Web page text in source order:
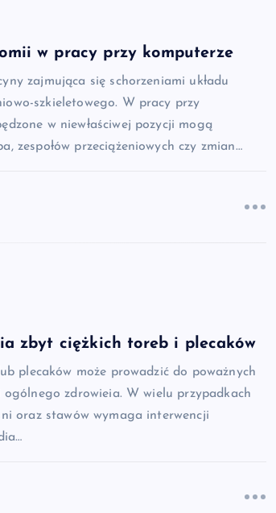
w pracy przy komputerze
zajmująca się schorzeniami układu
szkieletowego. W pracy przy
w niewłaściwej pozycji mogą
zespołów przeciążeniowych czy zmian…
zbyt ciężkich toreb i plecaków
plecaków może prowadzić do poważnych
ogólnego zdrowieia. W wielu przypadkach
oraz stawów wymaga interwencji